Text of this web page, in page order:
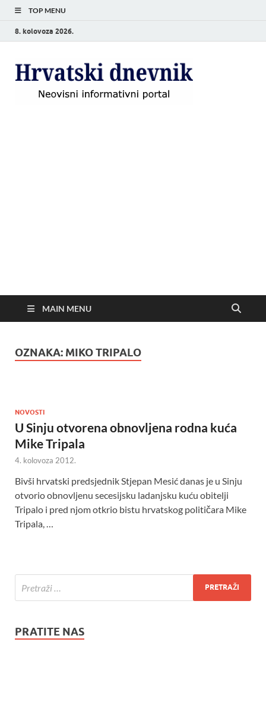
TOP MENU
8. kolovoza 2026.
MAIN MENU
OZNAKA: MIKO TRIPALO
NOVOSTI
U Sinju otvorena obnovljena rodna kuća
Mike Tripala
4. kolovoza 2012.
Bivši hrvatski predsjednik Stjepan Mesić danas je u Sinju
otvorio obnovljenu secesijsku ladanjsku kuću obitelji
Tripalo i pred njom otkrio bistu hrvatskog političara Mike
Tripala, …
PRATITE NAS